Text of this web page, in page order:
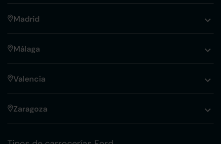
Madrid
Málaga
Valencia
Zaragoza